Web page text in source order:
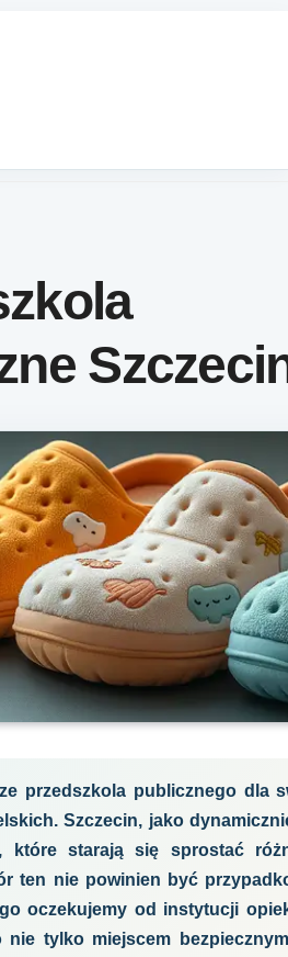
przedszkola publicznego dla
Szczecin, jako
które starają się sprostać
ten nie powinien być
oczekujemy od instytucji
nie tylko miejscem